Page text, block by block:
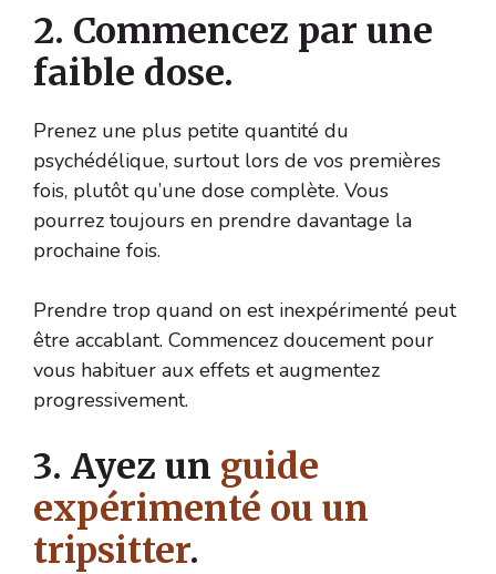
2. Commencez par une
faible dose.
Prenez une plus petite quantité du
psychédélique, surtout lors de vos premières
fois, plutôt qu’une dose complète. Vous
pourrez toujours en prendre davantage la
prochaine fois.
Prendre trop quand on est inexpérimenté peut
être accablant. Commencez doucement pour
vous habituer aux effets et augmentez
progressivement.
3. Ayez un guide
expérimenté ou un
tripsitter.